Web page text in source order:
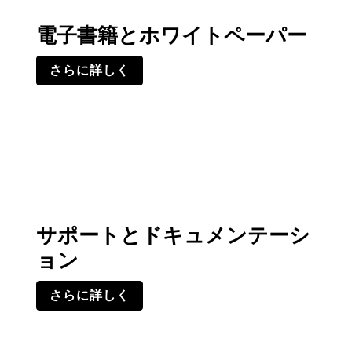
電子書籍とホワイトペーパー
さらに詳しく
サポートとドキュメンテーシ
ョン
さらに詳しく